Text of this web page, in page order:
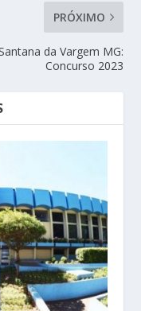
PRÓXIMO
da Vargem MG:
Concurso 2023